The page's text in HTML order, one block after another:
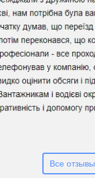
Все отзывы